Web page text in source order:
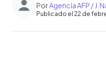
PorAgencia AFP / J.
Publicado el 22 de